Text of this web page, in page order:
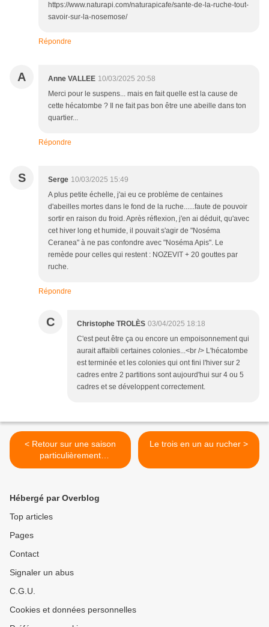
https://www.naturapi.com/naturapicafe/sante-de-la-ruche-tout-
savoir-sur-la-nosemose/
Répondre
A Anne VALLEE 10/03/2025 20:58
Merci pour le suspens... mais en fait quelle est la cause de
cette hécatombe ? Il ne fait pas bon être une abeille dans ton
quartier...
Répondre
S Serge 10/03/2025 15:49
A plus petite échelle, j'ai eu ce problème de centaines
d'abeilles mortes dans le fond de la ruche......faute de pouvoir
sortir en raison du froid. Après réflexion, j'en ai déduit, qu'avec
cet hiver long et humide, il pouvait s'agir de "Noséma
Ceranea" à ne pas confondre avec "Noséma Apis". Le
remède pour celles qui restent : NOZEVIT + 20 gouttes par
ruche.
Répondre
C Christophe TROLÈS 03/04/2025 18:18
C'est peut être ça ou encore un empoisonnement qui
aurait affaibli certaines colonies...<br /> L'hécatombe
est terminée et les colonies qui ont fini l'hiver sur 2
cadres entre 2 partitions sont aujourd'hui sur 4 ou 5
cadres et se développent correctement.
< Retour sur une saison
particulièrement
compliquée
Le trois en un au rucher >
Hébergé par Overblog
Top articles
Pages
Contact
Signaler un abus
C.G.U.
Cookies et données personnelles